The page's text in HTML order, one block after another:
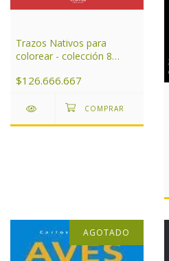
Trazos Nativos para
colorear - colección 8
$126.666.667
AGOTADO